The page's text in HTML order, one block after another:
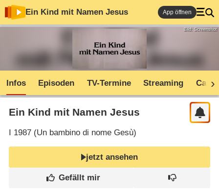
Ein Kind mit Namen Jesus App öffnen
Bild: Screenshot
Infos Episoden TV-Termine Streaming Cast
Ein Kind mit Namen Jesus
1987 (Un bambino di nome Gesù)
jetzt ansehen